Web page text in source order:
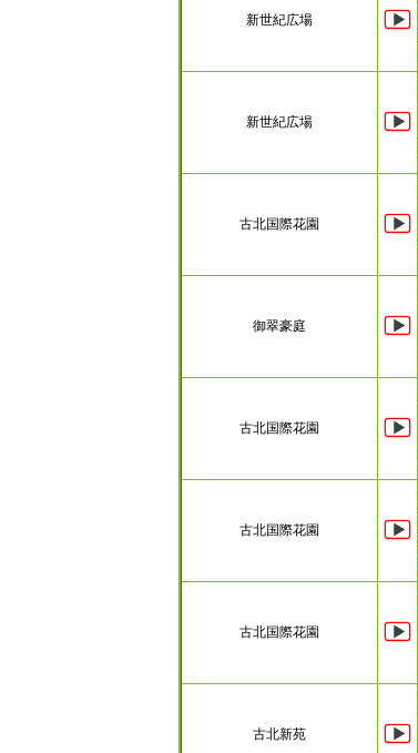
新世紀広場
新世紀広場
古北国際花園
御翠豪庭
古北国際花園
古北国際花園
古北国際花園
古北新苑